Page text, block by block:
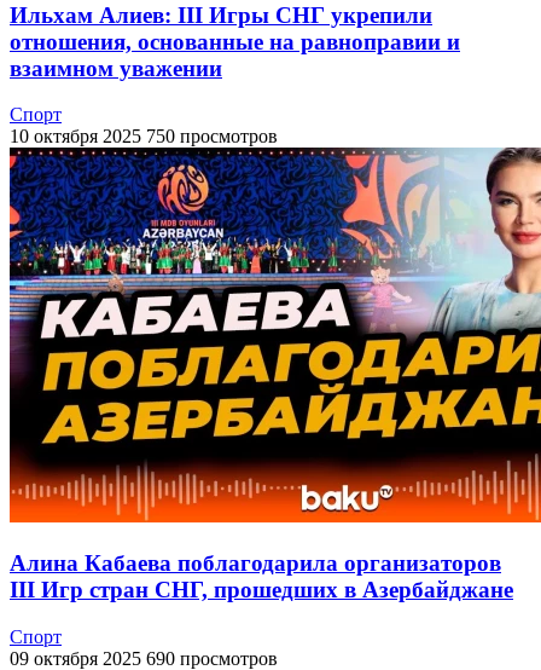
Ильхам Алиев: III Игры СНГ укрепили
отношения, основанные на равноправии и
взаимном уважении
Спорт
10 октября 2025 750 просмотров
Алина Кабаева поблагодарила организаторов
III Игр стран СНГ, прошедших в Азербайджане
Спорт
09 октября 2025 690 просмотров